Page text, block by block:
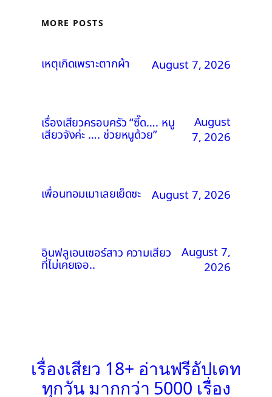
MORE POSTS
เหตุเกิดเพราะตากผ้า August 7, 2026
เรื่องเสียวครอบครัว “ซี๊ด…. หนู
เสียวจังค่ะ …. ช่วยหนูด้วย”
August
7, 2026
เพื่อนทอมเมาเลยเย็ดซะ August 7, 2026
อินฟลูเอนเซอร์สาว ความเสียว
ที่ไม่เคยเจอ..
August 7,
2026
เรื่องเสียว 18+ อ่านฟรีอัปเดท
ทุกวัน มากกว่า 5000 เรื่อง